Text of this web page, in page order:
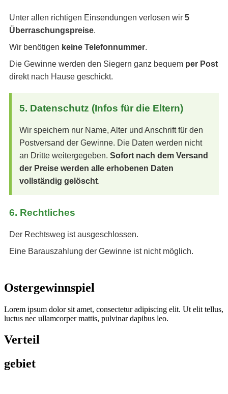
Unter allen richtigen Einsendungen verlosen wir 5
Überraschungspreise.
Wir benötigen keine Telefonnummer.
Die Gewinne werden den Siegern ganz bequem per Post
direkt nach Hause geschickt.
5. Datenschutz (Infos für die Eltern)
Wir speichern nur Name, Alter und Anschrift für den
Postversand der Gewinne. Die Daten werden nicht
an Dritte weitergegeben. Sofort nach dem Versand
der Preise werden alle erhobenen Daten
vollständig gelöscht.
6. Rechtliches
Der Rechtsweg ist ausgeschlossen.
Eine Barauszahlung der Gewinne ist nicht möglich.
Ostergewinnspiel
Lorem ipsum dolor sit amet, consectetur adipiscing elit. Ut elit tellus,
luctus nec ullamcorper mattis, pulvinar dapibus leo.
Verteil
gebiet